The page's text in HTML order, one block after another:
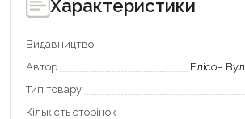
Характеристики
Видавництво
Автор
Елісон
Тип товару
Кількість сторінок